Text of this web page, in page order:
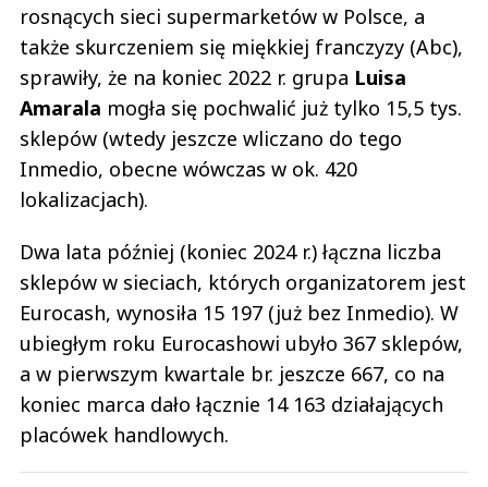
rosnących sieci supermarketów w Polsce, a
także skurczeniem się miękkiej franczyzy (Abc),
sprawiły, że na koniec 2022 r. grupa Luisa
Amarala mogła się pochwalić już tylko 15,5 tys.
sklepów (wtedy jeszcze wliczano do tego
Inmedio, obecne wówczas w ok. 420
lokalizacjach).
Dwa lata później (koniec 2024 r.) łączna liczba
sklepów w sieciach, których organizatorem jest
Eurocash, wynosiła 15 197 (już bez Inmedio). W
ubiegłym roku Eurocashowi ubyło 367 sklepów,
a w pierwszym kwartale br. jeszcze 667, co na
koniec marca dało łącznie 14 163 działających
placówek handlowych.